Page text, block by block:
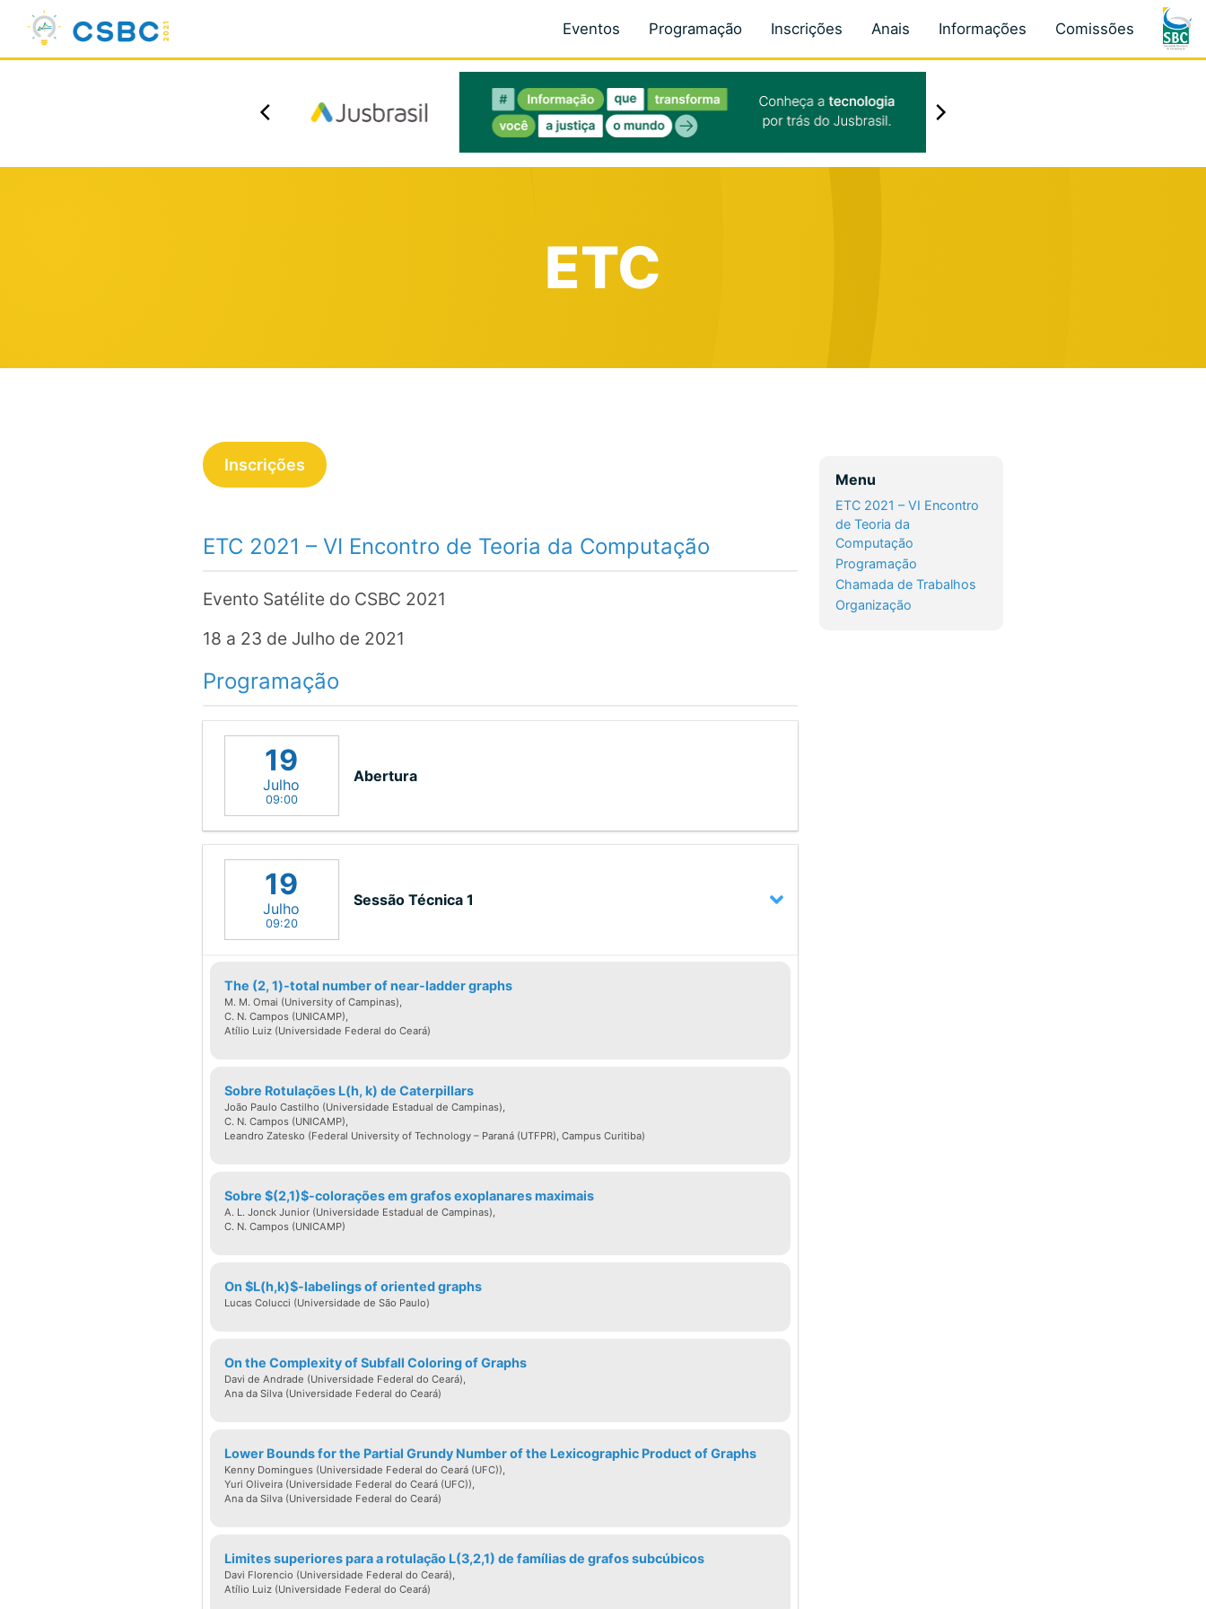
Eventos Programação Inscrições Anais Informações Comissões
ETC
Inscrições
ETC 2021 – VI Encontro de Teoria da Computação
Evento Satélite do CSBC 2021
18 a 23 de Julho de 2021
Programação
Abertura
19
Julho
09:00
Sessão Técnica 1
19
Julho
09:20
The (2, 1)-total number of near-ladder graphs
M. M. Omai (University of Campinas),
C. N. Campos (UNICAMP),
Atílio Luiz (Universidade Federal do Ceará)
Sobre Rotulações L(h, k) de Caterpillars
João Paulo Castilho (Universidade Estadual de Campinas),
C. N. Campos (UNICAMP),
Leandro Zatesko (Federal University of Technology – Paraná (UTFPR), Campus Curitiba)
Sobre $(2,1)$-colorações em grafos exoplanares maximais
A. L. Jonck Junior (Universidade Estadual de Campinas),
C. N. Campos (UNICAMP)
On $L(h,k)$-labelings of oriented graphs
Lucas Colucci (Universidade de São Paulo)
On the Complexity of Subfall Coloring of Graphs
Davi de Andrade (Universidade Federal do Ceará),
Ana da Silva (Universidade Federal do Ceará)
Lower Bounds for the Partial Grundy Number of the Lexicographic Product of Graphs
Kenny Domingues (Universidade Federal do Ceará (UFC)),
Yuri Oliveira (Universidade Federal do Ceará (UFC)),
Ana da Silva (Universidade Federal do Ceará)
Limites superiores para a rotulação L(3,2,1) de famílias de grafos subcúbicos
Davi Florencio (Universidade Federal do Ceará),
Atílio Luiz (Universidade Federal do Ceará)
Menu
ETC 2021 – VI Encontro
de Teoria da
Computação
Programação
Chamada de Trabalhos
Organização